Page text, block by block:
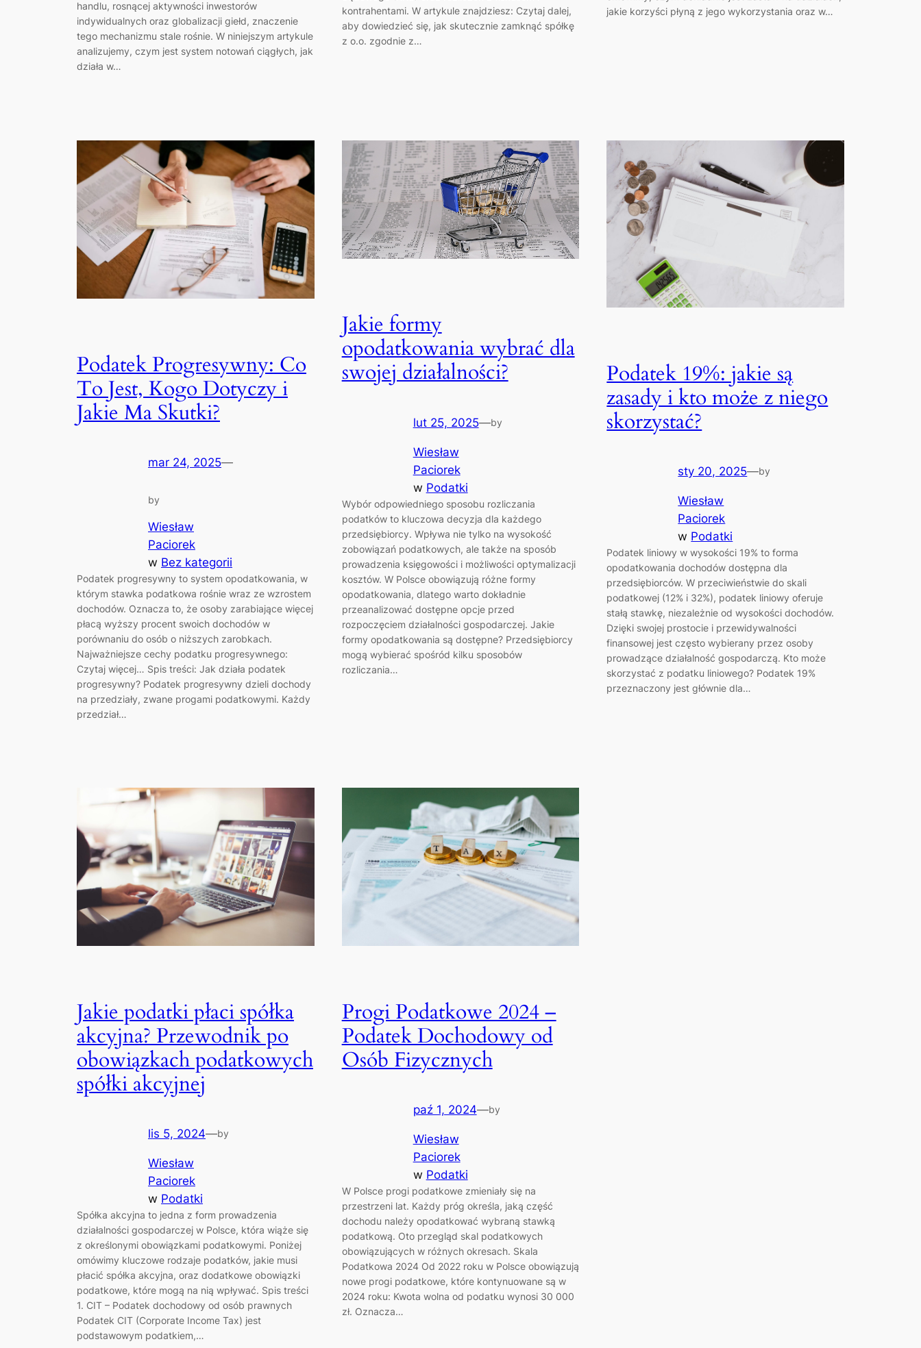
handlu, rosnącej aktywności inwestorów
indywidualnych oraz globalizacji giełd, znaczenie
tego mechanizmu stale rośnie. W niniejszym artykule
analizujemy, czym jest system notowań ciągłych, jak
działa w…
kontrahentami. W artykule znajdziesz: Czytaj dalej,
aby dowiedzieć się, jak skutecznie zamknąć spółkę
z o.o. zgodnie z…
jakie korzyści płyną z jego wykorzystania oraz w…
Podatek Progresywny: Co
To Jest, Kogo Dotyczy i
Jakie Ma Skutki?
mar 24, 2025—
by
Wiesław
Paciorek
w Bez kategorii
Podatek progresywny to system opodatkowania, w
którym stawka podatkowa rośnie wraz ze wzrostem
dochodów. Oznacza to, że osoby zarabiające więcej
płacą wyższy procent swoich dochodów w
porównaniu do osób o niższych zarobkach.
Najważniejsze cechy podatku progresywnego:
Czytaj więcej… Spis treści: Jak działa podatek
progresywny? Podatek progresywny dzieli dochody
na przedziały, zwane progami podatkowymi. Każdy
przedział…
Jakie formy
opodatkowania wybrać dla
swojej działalności?
lut 25, 2025—by
Wiesław
Paciorek
w Podatki
Wybór odpowiedniego sposobu rozliczania
podatków to kluczowa decyzja dla każdego
przedsiębiorcy. Wpływa nie tylko na wysokość
zobowiązań podatkowych, ale także na sposób
prowadzenia księgowości i możliwości optymalizacji
kosztów. W Polsce obowiązują różne formy
opodatkowania, dlatego warto dokładnie
przeanalizować dostępne opcje przed
rozpoczęciem działalności gospodarczej. Jakie
formy opodatkowania są dostępne? Przedsiębiorcy
mogą wybierać spośród kilku sposobów
rozliczania…
Podatek 19%: jakie są
zasady i kto może z niego
skorzystać?
sty 20, 2025—by
Wiesław
Paciorek
w Podatki
Podatek liniowy w wysokości 19% to forma
opodatkowania dochodów dostępna dla
przedsiębiorców. W przeciwieństwie do skali
podatkowej (12% i 32%), podatek liniowy oferuje
stałą stawkę, niezależnie od wysokości dochodów.
Dzięki swojej prostocie i przewidywalności
finansowej jest często wybierany przez osoby
prowadzące działalność gospodarczą. Kto może
skorzystać z podatku liniowego? Podatek 19%
przeznaczony jest głównie dla…
Jakie podatki płaci spółka
akcyjna? Przewodnik po
obowiązkach podatkowych
spółki akcyjnej
lis 5, 2024—by
Wiesław
Paciorek
w Podatki
Spółka akcyjna to jedna z form prowadzenia
działalności gospodarczej w Polsce, która wiąże się
z określonymi obowiązkami podatkowymi. Poniżej
omówimy kluczowe rodzaje podatków, jakie musi
płacić spółka akcyjna, oraz dodatkowe obowiązki
podatkowe, które mogą na nią wpływać. Spis treści
1. CIT – Podatek dochodowy od osób prawnych
Podatek CIT (Corporate Income Tax) jest
podstawowym podatkiem,…
Progi Podatkowe 2024 –
Podatek Dochodowy od
Osób Fizycznych
paź 1, 2024—by
Wiesław
Paciorek
w Podatki
W Polsce progi podatkowe zmieniały się na
przestrzeni lat. Każdy próg określa, jaką część
dochodu należy opodatkować wybraną stawką
podatkową. Oto przegląd skal podatkowych
obowiązujących w różnych okresach. Skala
Podatkowa 2024 Od 2022 roku w Polsce obowiązują
nowe progi podatkowe, które kontynuowane są w
2024 roku: Kwota wolna od podatku wynosi 30 000
zł. Oznacza…